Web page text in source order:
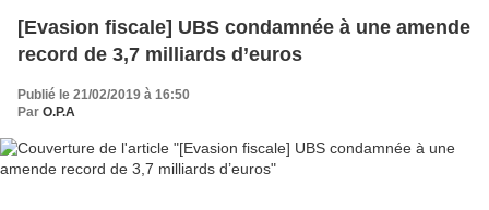
[Evasion fiscale] UBS condamnée à une amende
record de 3,7 milliards d’euros
Publié le 21/02/2019 à 16:50
Par O.P.A